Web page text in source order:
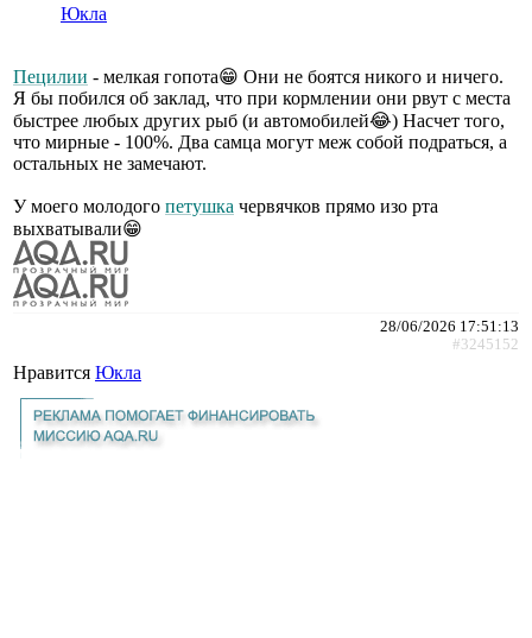
Юкла
Пецилии - мелкая гопота😁 Они не боятся никого и ничего.
Я бы побился об заклад, что при кормлении они рвут с места
быстрее любых других рыб (и автомобилей😂) Насчет того,
что мирные - 100%. Два самца могут меж собой подраться, а
остальных не замечают.
У моего молодого петушка червячков прямо изо рта
выхватывали😁
28/06/2026 17:51:13
#3245152
Нравится Юкла